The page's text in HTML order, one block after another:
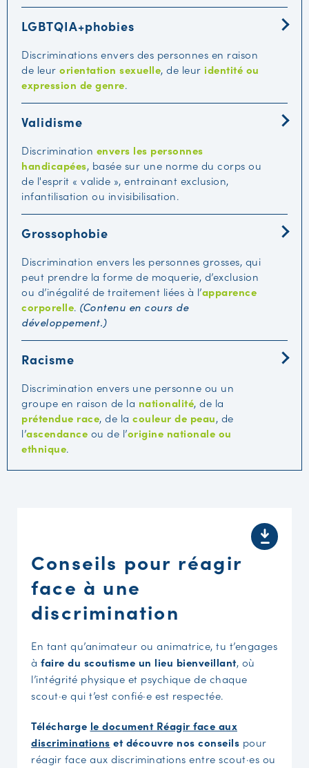
LGBTQIA+phobies
Discriminations envers des personnes en raison
de leur orientation sexuelle, de leur identité ou
expression de genre.
Validisme
Discrimination envers les personnes
handicapées, basée sur une norme du corps ou
de l'esprit « valide », entrainant exclusion,
infantilisation ou invisibilisation.
Grossophobie
Discrimination envers les personnes grosses, qui
peut prendre la forme de moquerie, d’exclusion
ou d’inégalité de traitement liées à l’apparence
corporelle. (Contenu en cours de
développement.)
Racisme
Discrimination envers une personne ou un
groupe en raison de la nationalité, de la
prétendue race, de la couleur de peau, de
l’ascendance ou de l’origine nationale ou
ethnique.
Conseils pour réagir
face à une
discrimination
En tant qu’animateur ou animatrice, tu t’engages
à faire du scoutisme un lieu bienveillant, où
l’intégrité physique et psychique de chaque
scout·e qui t’est confié·e est respectée.
Télécharge le document Réagir face aux
discriminations et découvre nos conseils pour
réagir face aux discriminations entre scout·es ou